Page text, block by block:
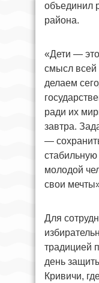
объединил
района.
«Дети —
смысл
делаем
ради их
завтра.
—
стабильную
молодой
свои
Для
традицией
день
Кривичи,